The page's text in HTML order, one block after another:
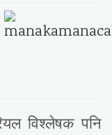
विश्लेषक पनि